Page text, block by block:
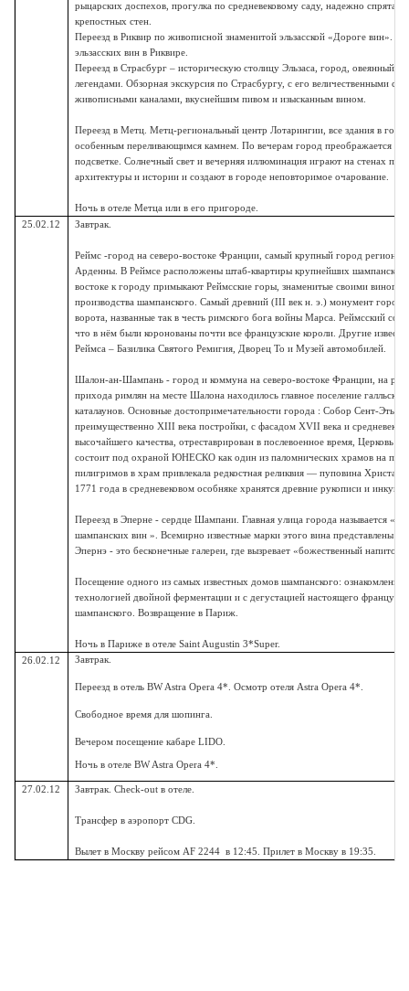
рыцарских доспехов, прогулка по средневековому саду, надежно
крепостных стен.
Переезд в Риквир по живописной знаменитой эльзасской «Дороге вин».
эльзасских вин в Риквире.
Переезд в Страсбург – историческую столицу Эльзаса, город, овеянный
легендами. Обзорная экскурсия по Страсбургу, с его величественными
живописными каналами, вкуснейшим пивом и изысканным вином.
Переезд в Метц. Метц-региональный центр Лотарингии, все здания в
особенным переливающимся камнем. По вечерам город преображается
подсветке. Солнечный свет и вечерняя иллюминация играют на стенах
архитектуры и истории и создают в городе неповторимое очарование.
Ночь в отеле Метца или в его пригороде.
25.02.12
Завтрак.
Реймс -город на северо-востоке Франции, самый крупный город
Арденны. В Реймсе расположены штаб-квартиры крупнейших
востоке к городу примыкают Реймсские горы, знаменитые своими
производства шампанского. Самый древний (III век н. э.) монумент
ворота, названные так в честь римского бога войны Марса. Реймсский
что в нём были коронованы почти все французские короли. Другие
Реймса – Базилика Святого Ремигия, Дворец То и Музей автомобилей.
Шалон-ан-Шампань - город и коммуна на северо-востоке Франции, на
прихода римлян на месте Шалона находилось главное поселение
каталаунов. Основные достопримечательности города : Собор Сент-Этьен,
преимущественно XIII века постройки, с фасадом XVII века и
высочайшего качества, отреставрирован в послевоенное время, Церковь
состоит под охраной ЮНЕСКО как один из паломнических храмов на
пилигримов в храм привлекала редкостная реликвия — пуповина Христа.
1771 года в средневековом особняке хранятся древние рукописи и
Переезд в Эперне - сердце Шампани. Главная улица города называется «
шампанских вин ». Всемирно известные марки этого вина представлены
Эпернэ - это бесконечные галереи, где вызревает «божественный напиток».
Посещение одного из самых известных домов шампанского: ознакомление
технологией двойной ферментации и с дегустацией настоящего
шампанского. Возвращение в Париж.
Ночь в Париже в отеле Saint Augustin 3*Super.
26.02.12
Завтрак.
Переезд в отель BW Astra Opera 4*. Осмотр отеля Astra Opera 4*.
Свободное время для шопинга.
Вечером посещение кабаре LIDO.
Ночь в отеле BW Astra Opera 4*.
27.02.12 Завтрак. Check-out в отеле.
Трансфер в аэропорт CDG.
Вылет в Москву рейсом AF 2244 в 12:45.Прилет в Москву в 19:35.